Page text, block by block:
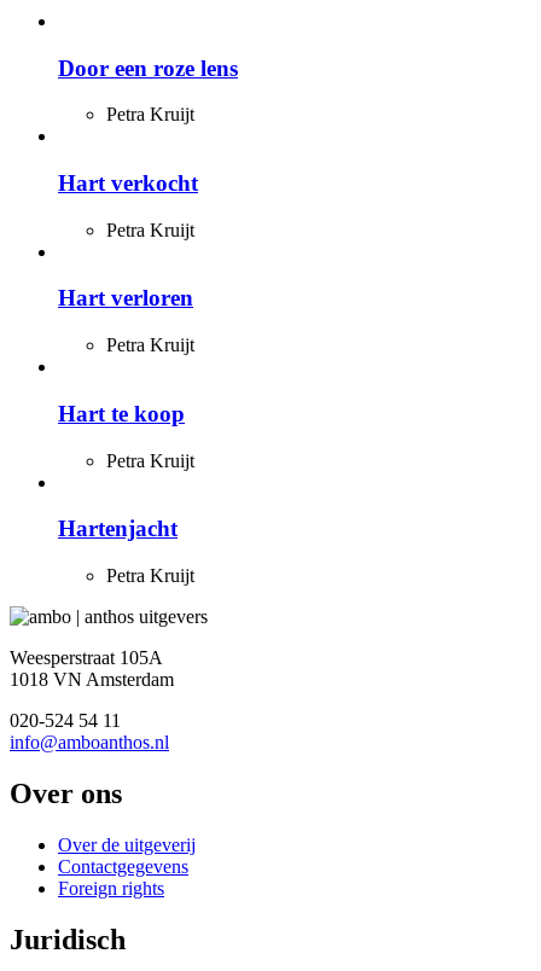
Door een roze lens
Petra Kruijt
Hart verkocht
Petra Kruijt
Hart verloren
Petra Kruijt
Hart te koop
Petra Kruijt
Hartenjacht
Petra Kruijt
Weesperstraat 105A
1018 VN Amsterdam
020-524 54 11
info@amboanthos.nl
Over ons
Over de uitgeverij
Contactgegevens
Foreign rights
Juridisch